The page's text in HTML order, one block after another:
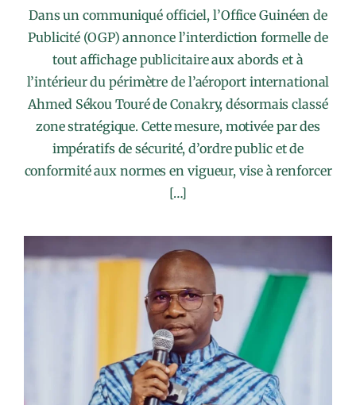
Dans un communiqué officiel, l’Office Guinéen de
Publicité (OGP) annonce l’interdiction formelle de
tout affichage publicitaire aux abords et à
l’intérieur du périmètre de l’aéroport international
Ahmed Sékou Touré de Conakry, désormais classé
zone stratégique. Cette mesure, motivée par des
impératifs de sécurité, d’ordre public et de
conformité aux normes en vigueur, vise à renforcer
[…]